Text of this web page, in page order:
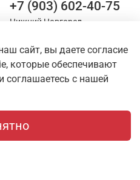
+7 (903) 602-40-75
Нижний Новгород
сайт, вы даете согласие
которые обеспечивают
соглашаетесь с нашей